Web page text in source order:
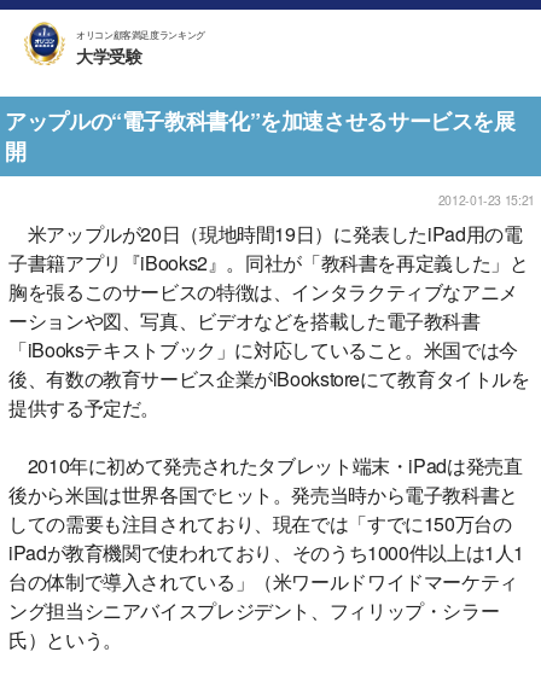
オリコン顧客満足度ランキング
大学受験
アップルの“電子教科書化”を加速させるサービスを展
開
2012-01-23 15:21
米アップルが20日（現地時間19日）に発表したiPad用の電
子書籍アプリ『iBooks2』。同社が「教科書を再定義した」と
胸を張るこのサービスの特徴は、インタラクティブなアニメ
ーションや図、写真、ビデオなどを搭載した電子教科書
「iBooksテキストブック」に対応していること。米国では今
後、有数の教育サービス企業がiBookstoreにて教育タイトルを
提供する予定だ。
2010年に初めて発売されたタブレット端末・iPadは発売直
後から米国は世界各国でヒット。発売当時から電子教科書と
しての需要も注目されており、現在では「すでに150万台の
iPadが教育機関で使われており、そのうち1000件以上は1人1
台の体制で導入されている」（米ワールドワイドマーケティ
ング担当シニアバイスプレジデント、フィリップ・シラー
氏）という。